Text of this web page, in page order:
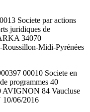
Societe par actions
juridiques de
34070
Midi-Pyrénées
00010 Societe en
programmes 40
84 Vaucluse
06/2016